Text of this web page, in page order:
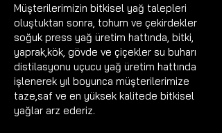
Müşterilerimizin bitkisel yağ talepleri
oluştuktan sonra, tohum ve çekirdekler
soğuk press yağ üretim hattında, bitki,
yaprak,kök, gövde ve çiçekler su buharı
distilasyonu uçucu yağ üretim hattında
işlenerek yıl boyunca müşterilerimize
taze,saf ve en yüksek kalitede bitkisel
yağlar arz ederiz.